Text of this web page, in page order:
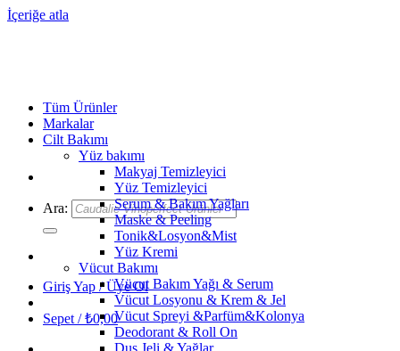
İçeriğe atla
Ara:
Giriş Yap / Üye Ol
Sepet /₺0,00
Tüm Ürünler
Markalar
Cilt Bakımı
Yüz bakımı
Makyaj Temizleyici
Yüz Temizleyici
Serum & Bakım Yağları
Maske & Peeling
Tonik&Losyon&Mist
Yüz Kremi
Vücut Bakımı
Vücut Bakım Yağı & Serum
Vücut Losyonu & Krem & Jel
Vücut Spreyi &Parfüm&Kolonya
Deodorant & Roll On
Duş Jeli & Yağlar